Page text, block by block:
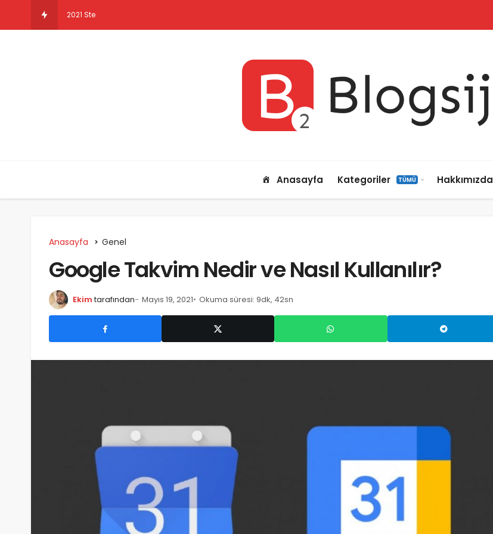
2021 Steam Yaz İndirimleri (50 TL Altı O
Anasayfa Kategoriler TÜMÜ Hakkımızda
Anasayfa Genel
Google Takvim Nedir ve Nasıl Kullanılır?
Ekim tarafından Mayıs 19, 2021 Okuma süresi: 9dk, 42sn